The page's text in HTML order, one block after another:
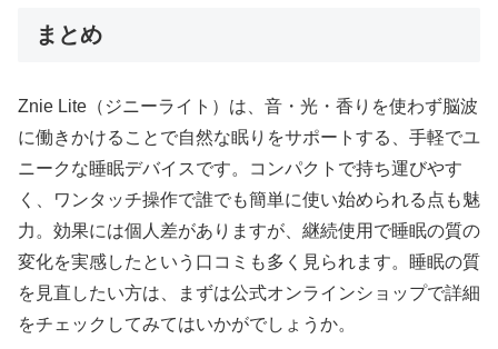
まとめ
Znie Lite（ジニーライト）は、音・光・香りを使わず脳波
に働きかけることで自然な眠りをサポートする、手軽でユ
ニークな睡眠デバイスです。コンパクトで持ち運びやす
く、ワンタッチ操作で誰でも簡単に使い始められる点も魅
力。効果には個人差がありますが、継続使用で睡眠の質の
変化を実感したという口コミも多く見られます。睡眠の質
を見直したい方は、まずは公式オンラインショップで詳細
をチェックしてみてはいかがでしょうか。